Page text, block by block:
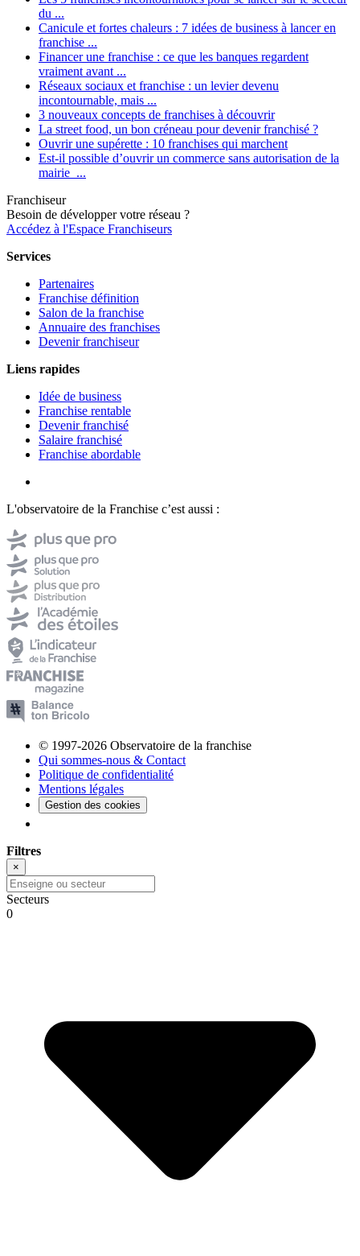
du ...
Canicule et fortes chaleurs : 7 idées de business à lancer en
franchise ...
Financer une franchise : ce que les banques regardent
vraiment avant ...
Réseaux sociaux et franchise : un levier devenu
incontournable, mais ...
3 nouveaux concepts de franchises à découvrir
La street food, un bon créneau pour devenir franchisé ?
Ouvrir une supérette : 10 franchises qui marchent
Est-il possible d’ouvrir un commerce sans autorisation de la
mairie ...
Franchiseur
Besoin de développer votre réseau ?
Accédez à l'Espace Franchiseurs
Services
Partenaires
Franchise définition
Salon de la franchise
Annuaire des franchises
Devenir franchiseur
Liens rapides
Idée de business
Franchise rentable
Devenir franchisé
Salaire franchisé
Franchise abordable
L'observatoire de la Franchise c’est aussi :
© 1997-2026 Observatoire de la franchise
Qui sommes-nous & Contact
Politique de confidentialité
Mentions légales
Gestion des cookies
Filtres
×
Secteurs
0